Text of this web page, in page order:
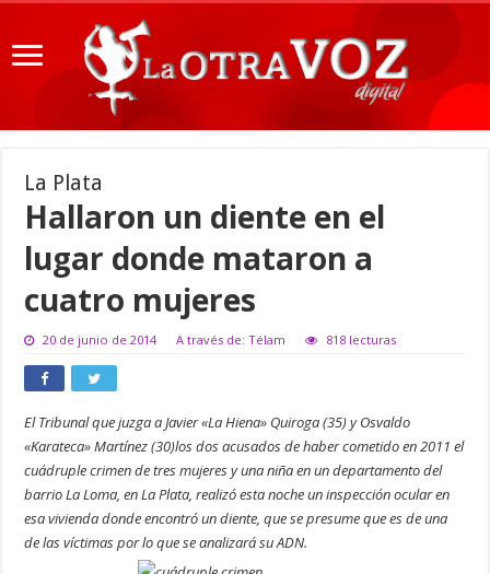
La Plata
Hallaron un diente en el
lugar donde mataron a
cuatro mujeres
20 de junio de 2014 A través de: Télam 818 lecturas
El Tribunal que juzga a Javier «La Hiena» Quiroga (35) y Osvaldo
«Karateca» Martínez (30)los dos acusados de haber cometido en 2011 el
cuádruple crimen de tres mujeres y una niña en un departamento del
barrio La Loma, en La Plata, realizó esta noche un inspección ocular en
esa vivienda donde encontró un diente, que se presume que es de una
de las víctimas por lo que se analizará su ADN.